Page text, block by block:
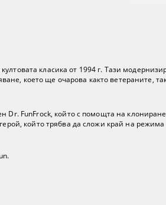
класика от 1994 г. Тази
което ще очарова както ветераните,
FunFrock, който с помощта на
който трябва да сложи край на